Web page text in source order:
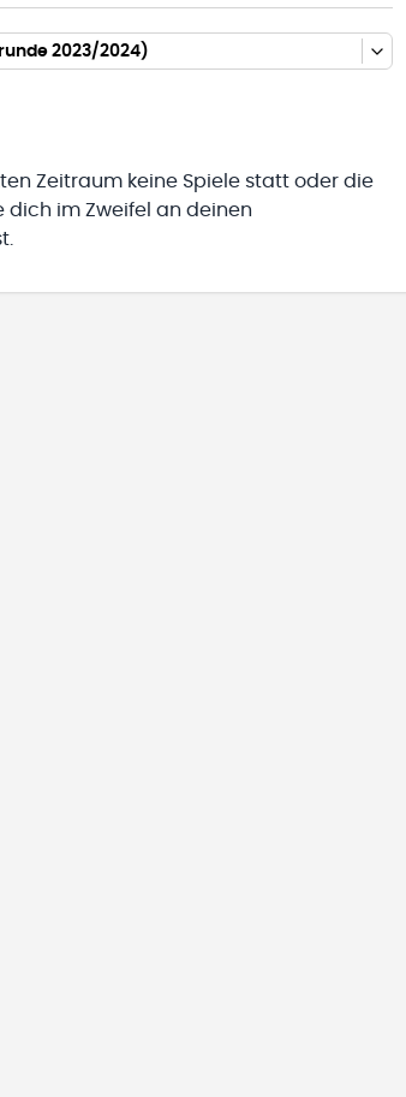
2023/2024)
Zeitraum keine Spiele statt oder die
dich im Zweifel an deinen